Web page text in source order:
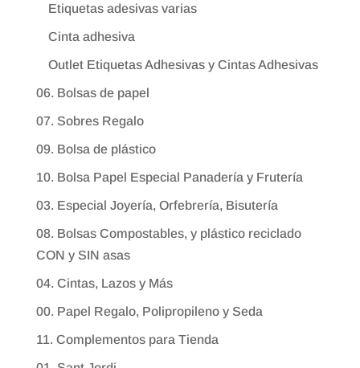
Etiquetas adesivas varias
Cinta adhesiva
Outlet Etiquetas Adhesivas y Cintas Adhesivas
06. Bolsas de papel
07. Sobres Regalo
09. Bolsa de plástico
10. Bolsa Papel Especial Panadería y Frutería
03. Especial Joyería, Orfebrería, Bisutería
08. Bolsas Compostables, y plástico reciclado
CON y SIN asas
04. Cintas, Lazos y Más
00. Papel Regalo, Polipropileno y Seda
11. Complementos para Tienda